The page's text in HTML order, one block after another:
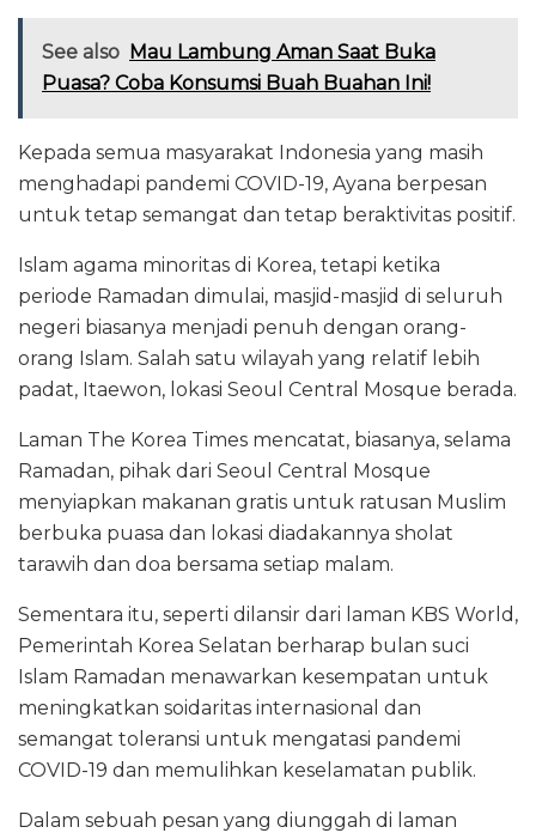
See also Mau Lambung Aman Saat Buka
Puasa? Coba Konsumsi Buah Buahan Ini!
Kepada semua masyarakat Indonesia yang masih
menghadapi pandemi COVID-19, Ayana berpesan
untuk tetap semangat dan tetap beraktivitas positif.
Islam agama minoritas di Korea, tetapi ketika
periode Ramadan dimulai, masjid-masjid di seluruh
negeri biasanya menjadi penuh dengan orang-
orang Islam. Salah satu wilayah yang relatif lebih
padat, Itaewon, lokasi Seoul Central Mosque berada.
Laman The Korea Times mencatat, biasanya, selama
Ramadan, pihak dari Seoul Central Mosque
menyiapkan makanan gratis untuk ratusan Muslim
berbuka puasa dan lokasi diadakannya sholat
tarawih dan doa bersama setiap malam.
Sementara itu, seperti dilansir dari laman KBS World,
Pemerintah Korea Selatan berharap bulan suci
Islam Ramadan menawarkan kesempatan untuk
meningkatkan soidaritas internasional dan
semangat toleransi untuk mengatasi pandemi
COVID-19 dan memulihkan keselamatan publik.
Dalam sebuah pesan yang diunggah di laman